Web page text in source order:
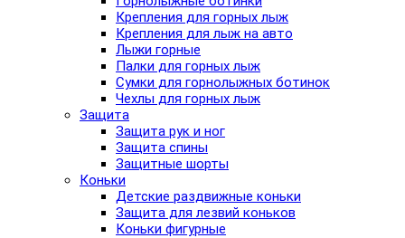
Крепления для горных лыж
Крепления для лыж на авто
Лыжи горные
Палки для горных лыж
Сумки для горнолыжных ботинок
Чехлы для горных лыж
Защита
Защита рук и ног
Защита спины
Защитные шорты
Коньки
Детские раздвижные коньки
Защита для лезвий коньков
Коньки фигурные